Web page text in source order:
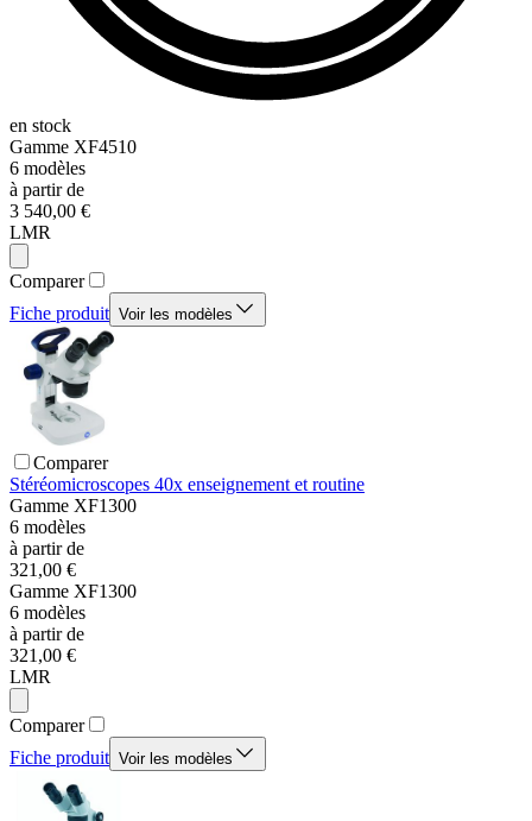
en stock
Gamme XF4510
6 modèles
à partir de
3 540,00 €
LMR
Comparer
Fiche produit Voir les modèles
Comparer
Stéréomicroscopes 40x enseignement et routine
Gamme XF1300
6 modèles
à partir de
321,00 €
Gamme XF1300
6 modèles
à partir de
321,00 €
LMR
Comparer
Fiche produit Voir les modèles